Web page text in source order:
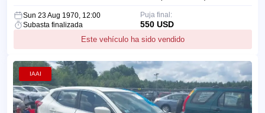
Sun 23 Aug 1970, 12:00
Subasta finalizada
Este vehículo ha sido vendido
Puja final:
550 USD
IAAI